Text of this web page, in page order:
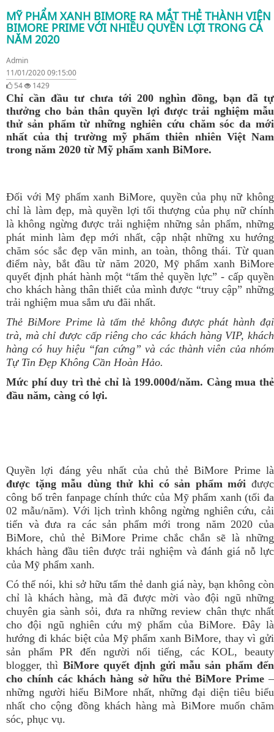
MỸ PHẨM XANH BIMORE RA MẮT THẺ THÀNH VIÊN
BIMORE PRIME VỚI NHIỀU QUYỀN LỢI TRONG CẢ
NĂM 2020
Admin
11/01/2020 09:15:00
54
1429
Chỉ cần đầu tư chưa tới 200 nghìn đồng, bạn đã tự
thưởng cho bản thân quyền lợi được trải nghiệm mẫu
thử sản phẩm từ những nghiên cứu chăm sóc da mới
nhất của thị trường mỹ phẩm thiên nhiên Việt Nam
trong năm 2020 từ Mỹ phẩm xanh BiMore.
Đối với Mỹ phẩm xanh BiMore, quyền của phụ nữ không
chỉ là làm đẹp, mà quyền lợi tối thượng của phụ nữ chính
là không ngừng được trải nghiệm những sản phẩm, những
phát minh làm đẹp mới nhất, cập nhật những xu hướng
chăm sóc sắc đẹp văn minh, an toàn, thông thái.Từ quan
điểm này, bắt đầu từ năm 2020, Mỹ phẩm xanh BiMore
quyết định phát hành một “tấm thẻ quyền lực” - cấp quyền
cho khách hàng thân thiết của mình được “truy cập” những
trải nghiệm mua sắm ưu đãi nhất.
Thẻ BiMore Prime là tấm thẻ không được phát hành đại
trà, mà chỉ được cấp riêng cho các khách hàng VIP, khách
hàng có huy hiệu “fan cứng” và các thành viên của nhóm
Tự Tin Đẹp Không Cần Hoàn Hảo.
Mức phí duy trì thẻ chỉ là 199.000đ/năm. Càng mua thẻ
đầu năm, càng có lợi.
Quyền lợi đáng yêu nhất của chủ thẻ BiMore Prime là
được tặng mẫu dùng thử khi có sản phẩm mới được
công bố trên fanpage chính thức của Mỹ phẩm xanh (tối đa
02 mẫu/năm). Với lịch trình không ngừng nghiên cứu, cải
tiến và đưa ra các sản phẩm mới trong năm 2020 của
BiMore, chủ thẻ BiMore Prime chắc chắn sẽ là những
khách hàng đầu tiên được trải nghiệm và đánh giá nỗ lực
của Mỹ phẩm xanh.
Có thể nói, khi sở hữu tấm thẻ danh giá này, bạn không còn
chỉ là khách hàng, mà đã được mời vào đội ngũ những
chuyên gia sành sỏi, đưa ra những review chân thực nhất
cho đội ngũ nghiên cứu mỹ phẩm của BiMore. Đây là
hướng đi khác biệt của Mỹ phẩm xanh BiMore, thay vì gửi
sản phẩm PR đến người nổi tiếng, các KOL, beauty
blogger, thì BiMore quyết định gửi mẫu sản phẩm đến
cho chính các khách hàng sở hữu thẻ BiMore Prime–
những người hiểu BiMore nhất, những đại diện tiêu biểu
nhất cho cộng đồng khách hàng mà BiMore muốn chăm
sóc, phục vụ.